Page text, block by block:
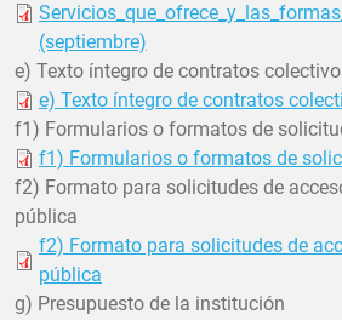
(septiembre)
e) Texto íntegro de contratos
e) Texto íntegro de contratos
f1) Formularios o formatos de
f1) Formularios o formatos de
f2) Formato para solicitudes de
pública
f2) Formato para solicitudes de
pública
g) Presupuesto de la institución